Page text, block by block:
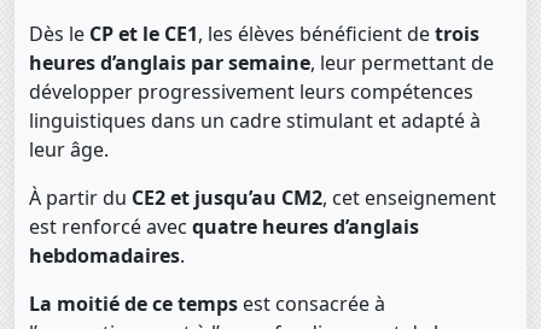
Dès le CP et le CE1, les élèves bénéficient detrois
heures d’anglais par semaine, leur permettant de
développer progressivement leurs compétences
linguistiques dans un cadre stimulant et adapté à
leur âge.
À partir du CE2 et jusqu’au CM2, cet enseignement
est renforcé avec quatre heures d’anglais
hebdomadaires.
La moitié de ce temps est consacrée à